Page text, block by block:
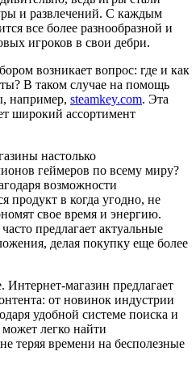
и развлечений. С каждым
все более разнообразной и
игроков в свои дебри.
возникает вопрос: где и как
В таком случае на помощь
например, steamkey.com. Эта
широкий ассортимент
настолько
геймеров по всему миру?
возможности
продукт в когда угодно, не
свое время и энергию.
предлагает актуальные
делая покупку еще более
Интернет-магазин предлагает
от новинок индустрии
удобной системе поиска и
легко найти
теряя времени на бесполезные